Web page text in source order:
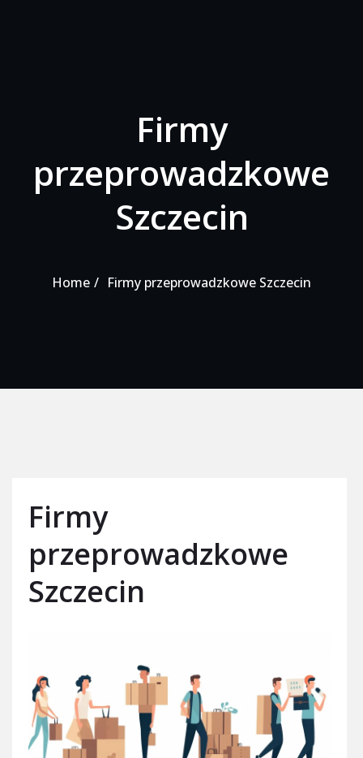
Firmy
przeprowadzkowe
Szczecin
Home Firmy przeprowadzkowe Szczecin
Firmy
przeprowadzkowe
Szczecin